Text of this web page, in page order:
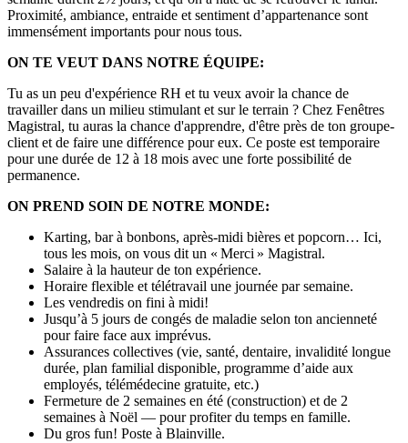
Proximité, ambiance, entraide et sentiment d’appartenance sont
immensément importants pour nous tous.
ON TE VEUT DANS NOTRE ÉQUIPE:
Tu as un peu d'expérience RH et tu veux avoir la chance de
travailler dans un milieu stimulant et sur le terrain ? Chez Fenêtres
Magistral, tu auras la chance d'apprendre, d'être près de ton groupe-
client et de faire une différence pour eux. Ce poste est temporaire
pour une durée de 12 à 18 mois avec une forte possibilité de
permanence.
ON PREND SOIN DE NOTRE MONDE:
Karting, bar à bonbons, après-midi bières et popcorn… Ici,
tous les mois, on vous dit un « Merci » Magistral.
Salaire à la hauteur de ton expérience.
Horaire flexible et télétravail une journée par semaine.
Les vendredis on fini à midi!
Jusqu’à 5 jours de congés de maladie selon ton ancienneté
pour faire face aux imprévus.
Assurances collectives (vie, santé, dentaire, invalidité longue
durée, plan familial disponible, programme d’aide aux
employés, télémédecine gratuite, etc.)
Fermeture de 2 semaines en été (construction) et de 2
semaines à Noël — pour profiter du temps en famille.
Du gros fun! Poste à Blainville.